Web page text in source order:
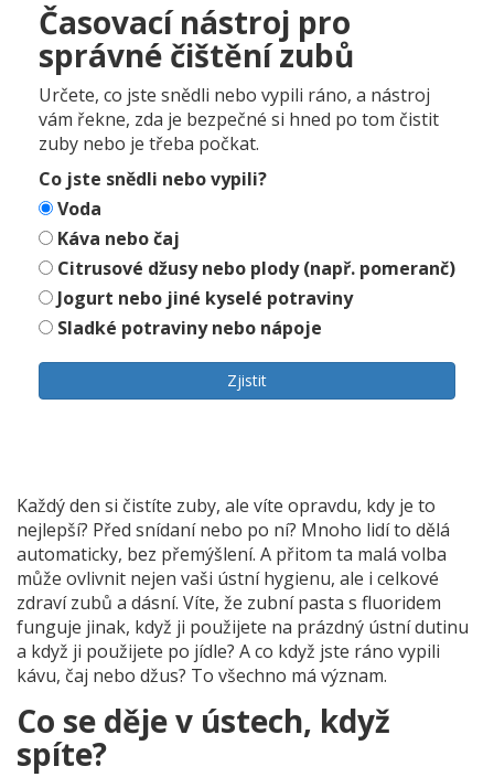
Časovací nástroj pro
správné čištění zubů
Určete, co jste snědli nebo vypili ráno, a nástroj
vám řekne, zda je bezpečné si hned po tom čistit
zuby nebo je třeba počkat.
Co jste snědli nebo vypili?
Voda
Káva nebo čaj
Citrusové džusy nebo plody (např. pomeranč)
Jogurt nebo jiné kyselé potraviny
Sladké potraviny nebo nápoje
Zjistit
Každý den si čistíte zuby, ale víte opravdu, kdy je to
nejlepší? Před snídaní nebo po ní? Mnoho lidí to dělá
automaticky, bez přemýšlení. A přitom ta malá volba
může ovlivnit nejen vaši ústní hygienu, ale i celkové
zdraví zubů a dásní. Víte, že zubní pasta s fluoridem
funguje jinak, když ji použijete na prázdný ústní dutinu
a když ji použijete po jídle? A co když jste ráno vypili
kávu, čaj nebo džus? To všechno má význam.
Co se děje v ústech, když
spíte?